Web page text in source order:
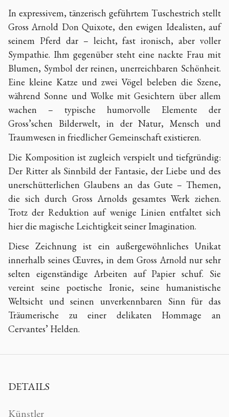
In expressivem, tänzerisch geführtem Tuschestrich stellt
Gross Arnold Don Quixote, den ewigen Idealisten, auf
seinem Pferd dar – leicht, fast ironisch, aber voller
Sympathie. Ihm gegenüber steht eine nackte Frau mit
Blumen, Symbol der reinen, unerreichbaren Schönheit.
Eine kleine Katze und zwei Vögel beleben die Szene,
während Sonne und Wolke mit Gesichtern über allem
wachen – typische humorvolle Elemente der
Gross’schen Bilderwelt, in der Natur, Mensch und
Traumwesen in friedlicher Gemeinschaft existieren.
Die Komposition ist zugleich verspielt und tiefgründig:
Der Ritter als Sinnbild der Fantasie, der Liebe und des
unerschütterlichen Glaubens an das Gute – Themen,
die sich durch Gross Arnolds gesamtes Werk ziehen.
Trotz der Reduktion auf wenige Linien entfaltet sich
hier die magische Leichtigkeit seiner Imagination.
Diese Zeichnung ist ein außergewöhnliches Unikat
innerhalb seines Œuvres, in dem Gross Arnold nur sehr
selten eigenständige Arbeiten auf Papier schuf. Sie
vereint seine poetische Ironie, seine humanistische
Weltsicht und seinen unverkennbaren Sinn für das
Träumerische zu einer delikaten Hommage an
Cervantes’ Helden.
DETAILS
Künstler